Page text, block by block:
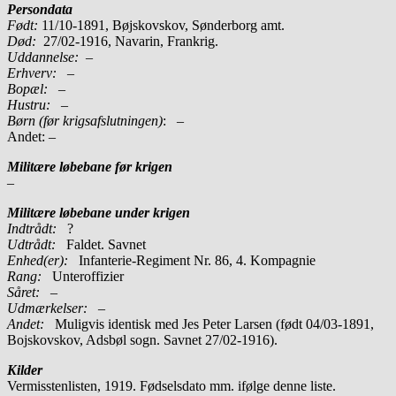
Persondata
Født: 11/10-1891, Bøjskovskov, Sønderborg amt.
Død: 27/02-1916, Navarin, Frankrig.
Uddannelse: –
Erhverv: –
Bopæl: –
Hustru: –
Børn (før krigsafslutningen): –
Andet: –
Militære løbebane før krigen
–
Militære løbebane under krigen
Indtrådt: ?
Udtrådt: Faldet. Savnet
Enhed(er):
Infanterie-Regiment Nr. 86, 4. Kompagnie
Rang:
Unteroffizier
Såret: –
Udmærkelser: –
Andet: Muligvis identisk med Jes Peter Larsen (født 04/03-1891,
Bojskovskov, Adsbøl sogn. Savnet 27/02-1916).
Kilder
Vermisstenlisten, 1919. Fødselsdato mm. ifølge denne liste.